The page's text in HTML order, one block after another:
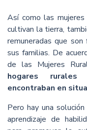
Así como las mujeres
cultivan la tierra,
remuneradas que
sus familias. De
de las Mujeres
hogares
encontraban en
Pero hay una
aprendizaje de